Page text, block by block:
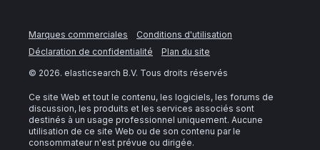
Marques commerciales
Conditions d'utilisation
Déclaration de confidentialité
Plan du site
© 2026. elasticsearch B.V. Tous droits réservés
Ce site Web et tout le contenu, les logiciels, les forums de
discussion, les produits et les services associés sont
destinés à un usage professionnel uniquement. Aucune
utilisation de ce site Web ou de son contenu par le
consommateur n'est prévue ou dirigée.